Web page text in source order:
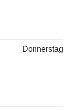
Donnerstag